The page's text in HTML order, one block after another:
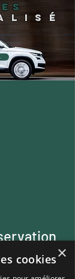
×
cookies